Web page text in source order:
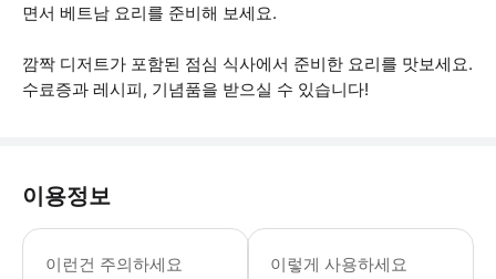
면서 베트남 요리를 준비해 보세요.
깜짝 디저트가 포함된 점심 식사에서 준비한 요리를 맛보세요.
수료증과 레시피, 기념품을 받으실 수 있습니다!
이용정보
이런건 주의하세요
방충제가 필요한 경우 방충제를 지참
이렇게 사용하세요